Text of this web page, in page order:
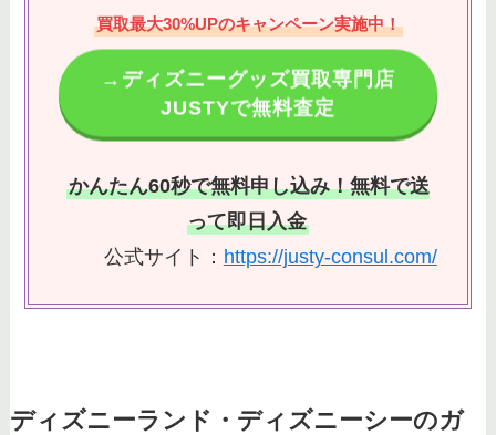
買取最大30%UPのキャンペーン実施中！
→ディズニーグッズ買取専門店
JUSTYで無料査定
かんたん60秒で無料申し込み！無料で送
って即日入金
公式サイト： https://justy-consul.com/
ディズニーランド・ディズニーシーのガ